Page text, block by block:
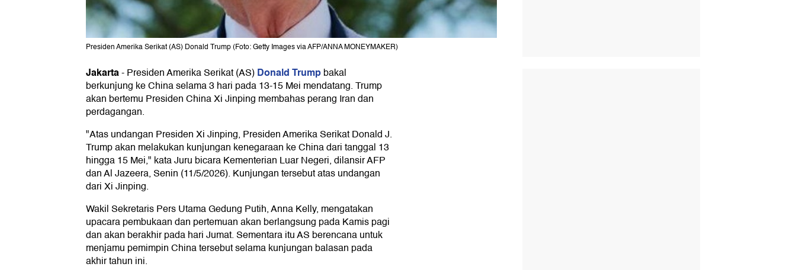
Presiden Amerika Serikat (AS) Donald Trump (Foto: Getty Images via AFP/ANNA MONEYMAKER)
Jakarta-Presiden Amerika Serikat (AS)Donald Trumpbakal
berkunjung ke China selama 3 hari pada 13-15 Mei mendatang. Trump
akan bertemu Presiden China Xi Jinping membahas perang Iran dan
perdagangan.
"Atas undangan Presiden Xi Jinping, Presiden Amerika Serikat Donald J.
Trump akan melakukan kunjungan kenegaraan ke China dari tanggal 13
hingga 15 Mei," kata Juru bicara Kementerian Luar Negeri, dilansir AFP
dan Al Jazeera, Senin (11/5/2026). Kunjungan tersebut atas undangan
dari Xi Jinping.
Wakil Sekretaris Pers Utama Gedung Putih, Anna Kelly, mengatakan
upacara pembukaan dan pertemuan akan berlangsung pada Kamis pagi
dan akan berakhir pada hari Jumat. Sementara itu AS berencana untuk
menjamu pemimpin China tersebut selama kunjungan balasan pada
akhir tahun ini.